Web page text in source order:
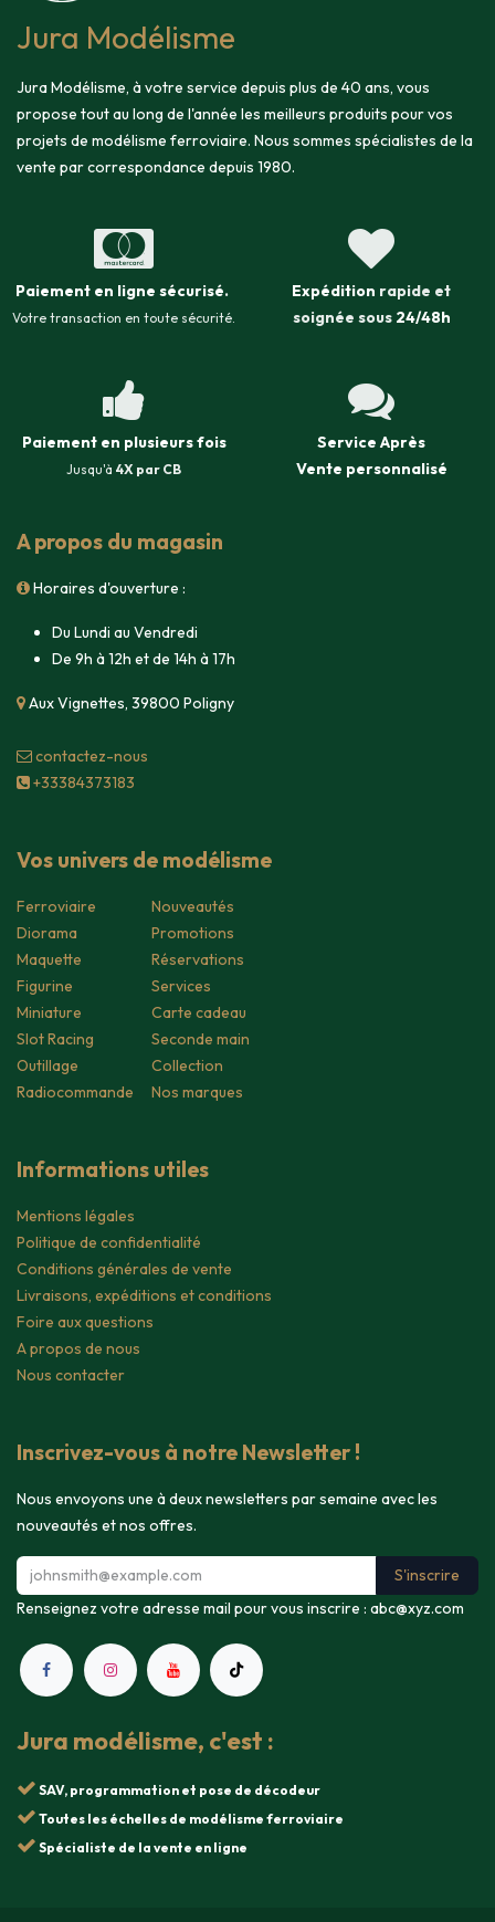
Jura Modélisme
Jura Modélisme, à votre service depuis plus de 40 ans, vous
propose tout au long de l'année les meilleurs produits pour vos
projets de modélisme ferroviaire. Nous sommes spécialistes de la
vente par correspondance depuis 1980.
Paiement en ligne sécurisé.
Votre transaction en toute sécurité.
Expédition rapide et
soignée sous 24/48h
Paiement en plusieurs fois
Jusqu'à 4X par CB
Service Après
Vente personnalisé
A propos du magasin
Horaires d'ouverture :
Du Lundi au Vendredi
De 9h à 12h et de 14h à 17h
Aux Vignettes, 39800 Poligny
contacte​z-nous
+33384373183
Vos univers de modélisme
Ferroviaire
Diorama
Maquette
Figurine
Miniature
Slot Racing
Outillage
Radiocommande
Nouveautés
Promotions
Réservations
Services
Carte cadeau
Seconde main
Collection
Nos marques
Informations utiles
Mentions légales
Politique de confidentialité
Conditions générales de vente
Livraisons, expéditions et conditions
Foire aux questions
A propos de nous
Nous contacter
Inscrivez-vous à notre Newsletter !
Nous envoyons une à deux newsletters par semaine avec les
nouveautés et nos offres.
S'inscrire
Renseignez votre adresse mail pour vous inscrire : abc@xyz.com
Jura modélisme, c'est :
SAV, programmation et pose de décodeur
Toutes les échelles de modélisme ferroviaire
Spécialiste de la vente en ligne